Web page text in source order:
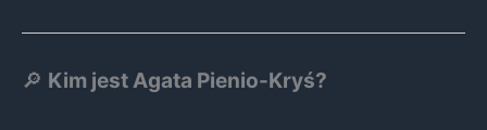
🔎 Kim jest Agata Pienio-Kryś?